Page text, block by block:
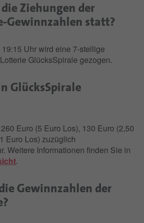
Ziehungen der
Gewinnzahlen statt?
Uhr wird eine 7-stellige
GlücksSpirale gezogen.
GlücksSpirale
Euro (5 Euro Los), 130 Euro (2,50
Euro Los) zuzüglich
Weitere Informationen finden Sie in
.
Gewinnzahlen der